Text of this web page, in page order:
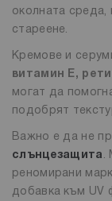
околната среда,
стареене.
Кремове и
витамин E,
могат да
подобрят
Важно е да не
слънцезащита .
реномирани
добавка към UV